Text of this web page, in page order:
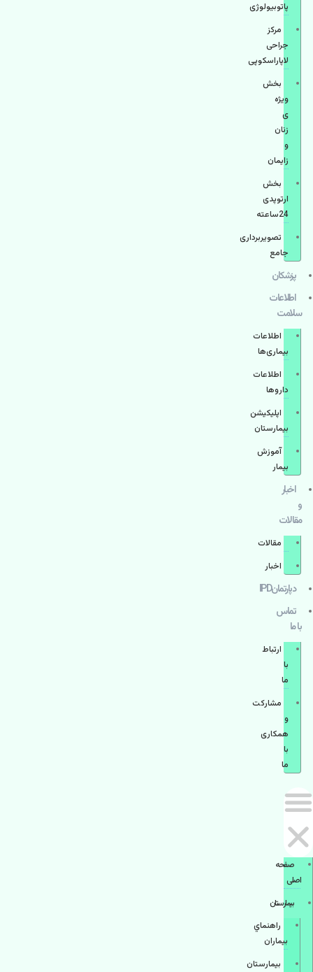
پاتوبیولوژی
مرکز
جراحی
لاپاراسکوپی
بخش
ویژه
ی
زنان
و
زایمان
بخش
ارتوپدی
24ساعته
تصویربرداری
جامع
پزشكان
اطلاعات
سلامت
اطلاعات
بیماری‌ها
اطلاعات
دارو‌ها
اپليكيشن
بيمارستان
آموزش
بیمار
اخبار
و
مقالات
مقالات
اخبار
دپارتمانIPD
تماس
با ما
ارتباط
با
ما
مشاركت
و
همكاری
با
ما
صفحه
اصلی
بيمارستان
راهنماي
بیماران
بیمارستان